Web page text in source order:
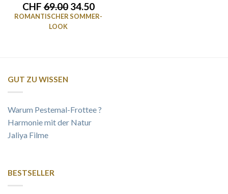
CHF69.0034.50
ROMANTISCHER SOMMER-
LOOK
GUT ZU WISSEN
Warum Pestemal-Frottee ?
Harmonie mit der Natur
Jaliya Filme
BESTSELLER